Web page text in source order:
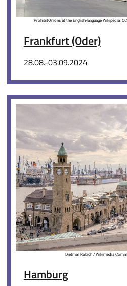
ProhibitOnions at the English-language Wikipedia,
Frankfurt (Oder)
28.08.-03.09.2024
Dietmar Rabich / Wikimedia
Hamburg